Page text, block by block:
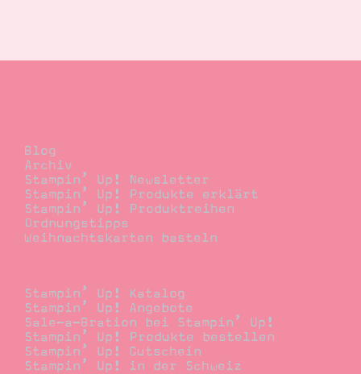
Blog
Archiv
Stampin’ Up! Newsletter
Stampin’ Up! Produkte erklärt
Stampin’ Up! Produktreihen
Ordnungstipps
Weihnachtskarten basteln
Stampin’ Up! Katalog
Stampin’ Up! Angebote
Sale-a-Bration bei Stampin’ Up!
Stampin’ Up! Produkte bestellen
Stampin’ Up! Gutschein
Stampin’ Up! in der Schweiz